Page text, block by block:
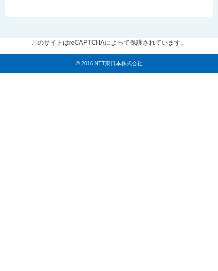
このサイトはreCAPTCHAによって保護されています。
© 2016 NTT東日本株式会社